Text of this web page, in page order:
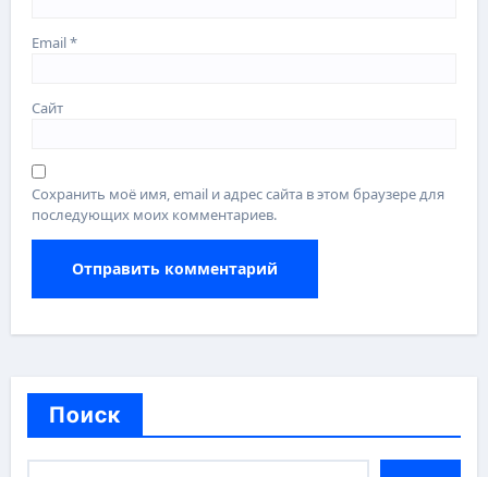
Email*
Сайт
Сохранить моё имя, email и адрес сайта в этом браузере для
последующих моих комментариев.
Поиск